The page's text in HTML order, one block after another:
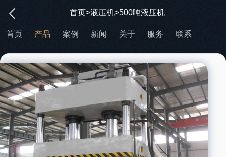
首页>液压机>500吨液压机
首页 产品 案例 新闻 关于 服务 联系